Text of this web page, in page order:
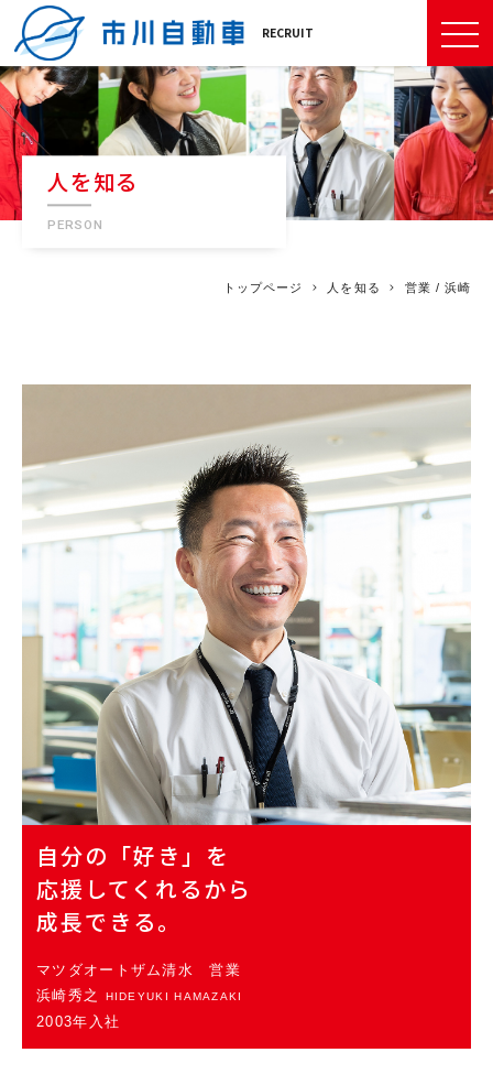
RECRUIT
人を知る
PERSON
トップページ 人を知る 営業 / 浜崎
自分の「好き」を
応援してくれるから
成長できる。
マツダオートザム清水 営業
浜崎秀之
HIDEYUKI HAMAZAKI
2003年入社